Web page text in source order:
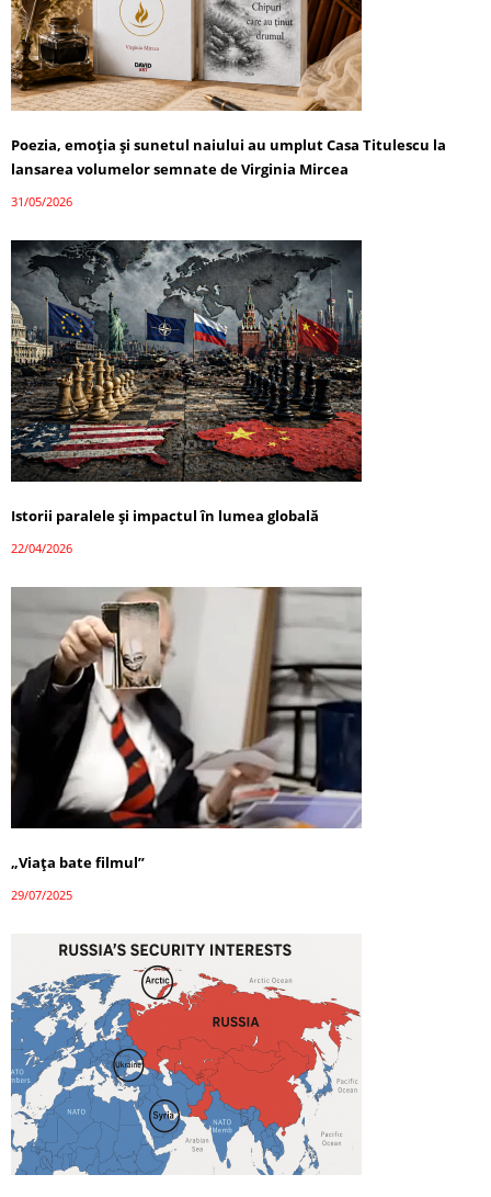
Poezia, emoția și sunetul naiului au umplut Casa Titulescu la
lansarea volumelor semnate de Virginia Mircea
31/05/2026
Istorii paralele și impactul în lumea globală
22/04/2026
„Viața bate filmul”
29/07/2025